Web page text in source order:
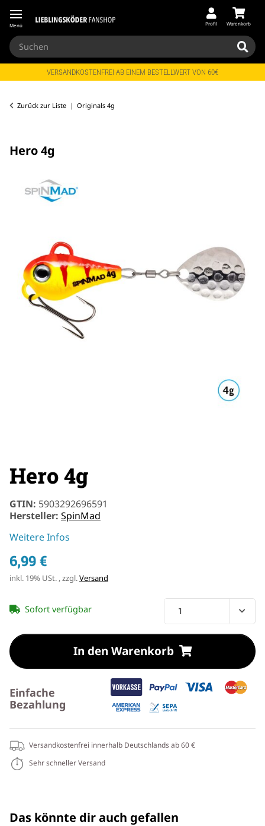
Menü Profil Warenkorb
VERSANDKOSTENFREI AB EINEM BESTELLWERT VON 60€
Zurück zur Liste Originals 4g
Hero 4g
Hero 4g
GTIN: 5903292696591
Hersteller: SpinMad
Weitere Infos
6,99 €
inkl. 19% USt. , zzgl.Versand
Sofort verfügbar
In den Warenkorb
Einfache
Bezahlung
Versandkostenfrei innerhalb Deutschlands ab 60 €
Sehr schneller Versand
Das könnte dir auch gefallen